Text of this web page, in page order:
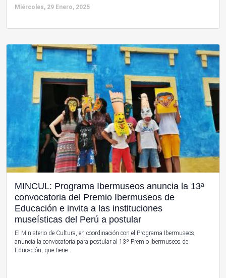
Miércoles, 29 Enero, 2025
MINCUL: Programa Ibermuseos anuncia la 13ª
convocatoria del Premio Ibermuseos de
Educación e invita a las instituciones
museísticas del Perú a postular
El Ministerio de Cultura, en coordinación con el Programa Ibermuseos,
anuncia la convocatoria para postular al 13º Premio Ibermuseos de
Educación, que tiene...